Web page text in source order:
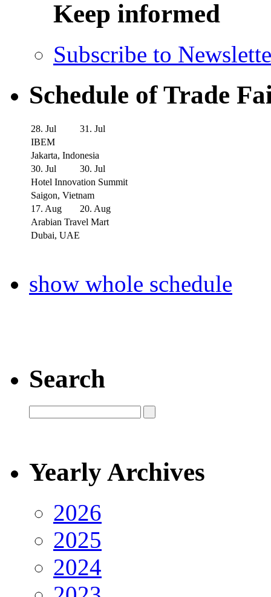
Keep informed
Subscribe to
Schedule of Trade
28. Jul
31. Jul
IBEM
Jakarta, Indonesia
30. Jul
30. Jul
Hotel Innovation Summit
Saigon, Vietnam
17. Aug
20. Aug
Arabian Travel Mart
Dubai, UAE
show whole schedule
Search
Yearly Archives
2026
2025
2024